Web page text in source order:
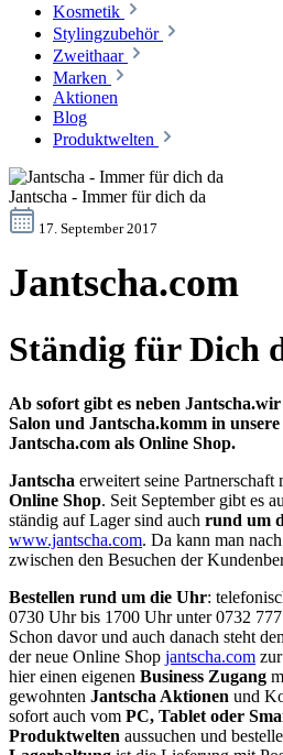
Kosmetik
Stylingzubehör
Zweithaar
Marken
Aktionen
Blog
Produktwelten
Jantscha - Immer für dich da
17. September 2017
Jantscha.com
Ständig für Dich
Ab sofort gibt es neben
Salon und Jantscha.komm in
Jantscha.com als Online Shop.
Jantscha erweitert seine Partnerschaft
Online Shop. Seit September gibt es
ständig auf Lager sind auch rund um
www.jantscha.com. Da kann man
zwischen den Besuchen der
Bestellen rund um die Uhr:
0730 Uhr bis 1700 Uhr unter 0732
Schon davor und auch danach steht
der neue Online Shop jantscha.com
hier einen eigenen Business Zugang
gewohnten Jantscha Aktionen und
sofort auch vom PC, Tablet oder
Produktwelten aussuchen und